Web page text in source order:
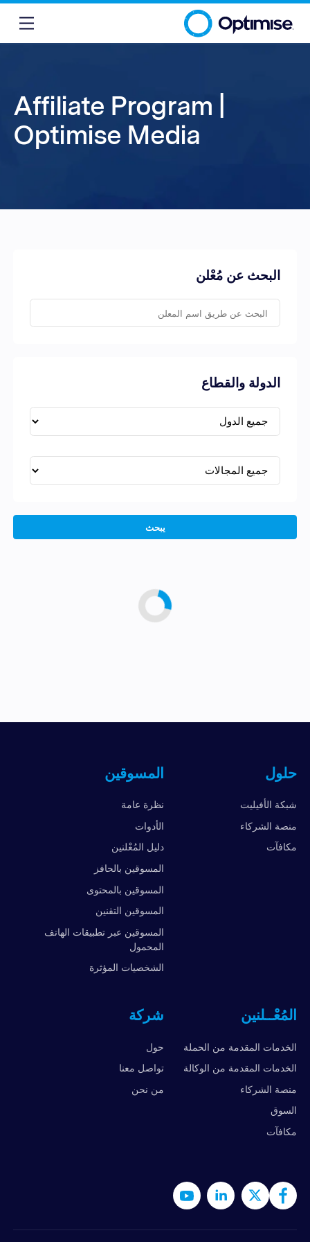
Affiliate Program |
Optimise Media
البحث عن مُعْلن
الدولة والقطاع
يبحث
حلول
شبكة الأفيليت
منصة الشركاء
مكافآت
المسوقين
نظرة عامة
الأدوات
دليل المُعْلنين
المسوقين بالحافز
المسوقين بالمحتوى
المسوقين التقنين
المسوقين عبر تطبيقات الهاتف
المحمول
الشخصيات المؤثرة
المُعْــلنين
الخدمات المقدمة من الحملة
الخدمات المقدمة من الوكالة
منصة الشركاء
السوق
مكافآت
شركة
حول
تواصل معنا
من نحن